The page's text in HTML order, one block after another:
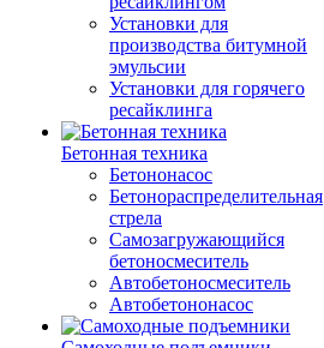
Установки для
производства битумной
эмульсии
Установки для горячего
ресайклинга
Бетонная техника
Бетононасос
Бетонораспределительная
стрела
Самозагружающийся
бетоносмеситель
Автобетоносмеситель
Автобетононасос